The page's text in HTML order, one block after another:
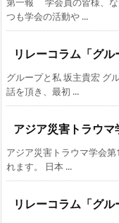
つも学会の活動や ...
リレーコラム「グ
グループと私 坂主貴宏 グ
話を頂き、最初 ...
アジア災害トラウマ
アジア災害トラウマ学会
れます。 日本 ...
リレーコラム「グ